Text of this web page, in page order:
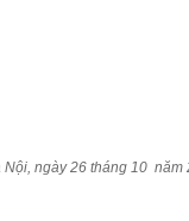
Nội, ngày 26 tháng 10 năm